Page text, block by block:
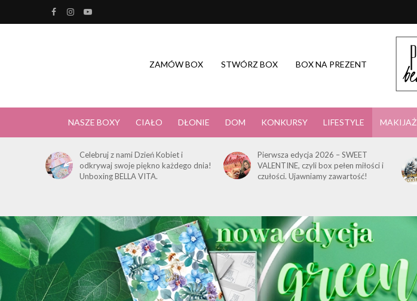
ZAMÓW BOX STWÓRZ BOX BOX NA PREZENT
NASZE BOXY CIAŁO DŁONIE DOM KONKURSY LIFESTYLE MAKIJAŻ
Celebruj z nami Dzień Kobiet i
odkrywaj swoje piękno każdego dnia!
Unboxing BELLA VITA.
Pierwsza edycja 2026 – SWEET
VALENTINE, czyli box pełen miłości i
czułości. Ujawniamy zawartość!